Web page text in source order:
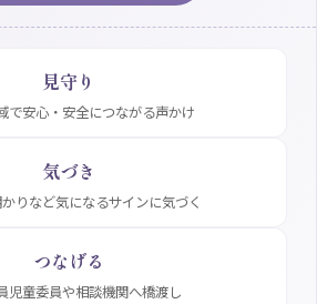
見守り
で安心・安全につながる声かけ
気づき
りなど気になるサインに気づく
つなげる
児童委員や相談機関へ橋渡し